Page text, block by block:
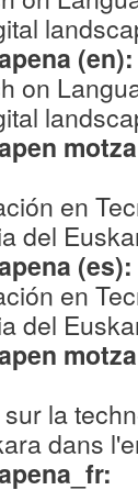
on
en
del
(es):
en
del
la
dans